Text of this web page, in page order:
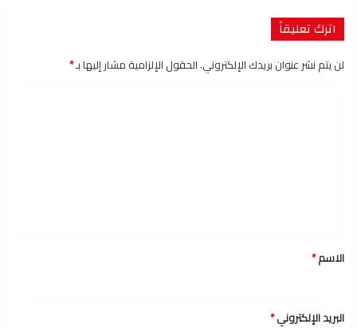
اترك تعليقاً
لن يتم نشر عنوان بريدك الإلكتروني.الحقول الإلزامية مشار إليها بـ*
*
الاسم*
البريد الإلكتروني*